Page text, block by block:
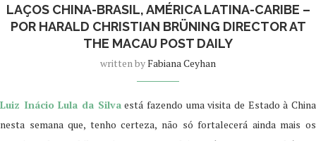
LAÇOS CHINA-BRASIL, AMÉRICA LATINA-CARIBE –
POR HARALD CHRISTIAN BRÜNING DIRECTOR AT
THE MACAU POST DAILY
written byFabiana Ceyhan
Luiz Inácio Lula da Silvaestá fazendo uma visita de Estado à China
nesta semana que, tenho certeza, não só fortalecerá ainda mais os